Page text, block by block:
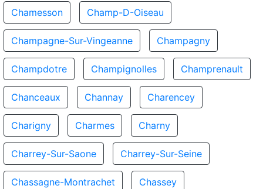
Chamesson Champ-D-Oiseau
Champagne-Sur-Vingeanne Champagny
Champdotre Champignolles Champrenault
Chanceaux Channay Charencey
Charigny Charmes Charny
Charrey-Sur-Saone Charrey-Sur-Seine
Chassagne-Montrachet Chassey